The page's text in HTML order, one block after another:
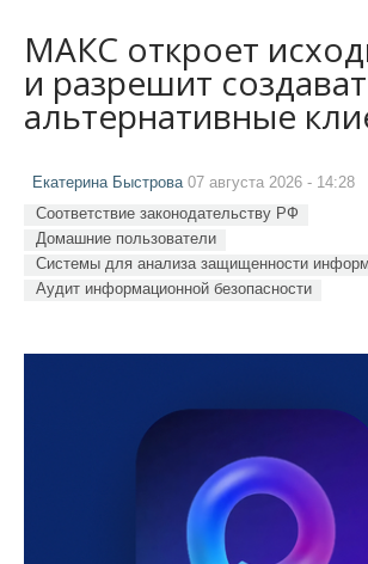
МАКС откроет
и разрешит
альтернативные
Екатерина Быстрова 07 августа 2026 - 14:28
Соответствие законодательству РФ
Домашние пользователи
Системы для анализа защищенности
Аудит информационной безопасности